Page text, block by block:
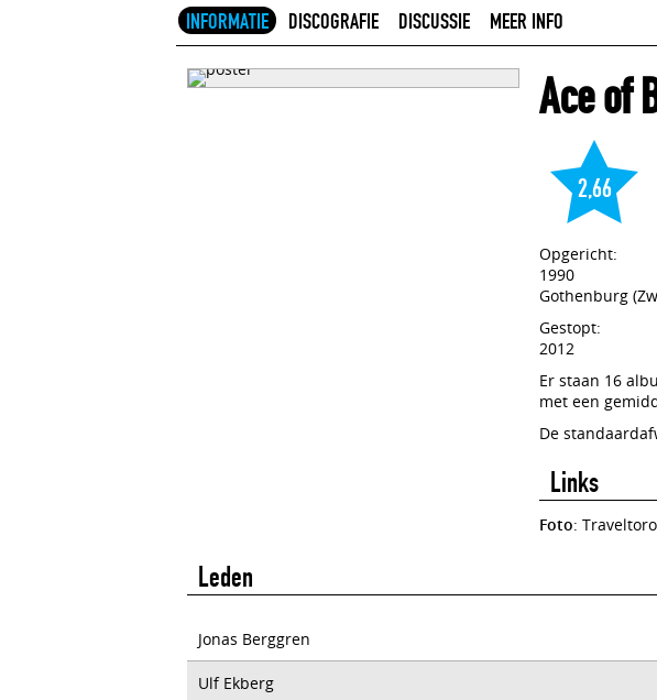
INFORMATIE DISCOGRAFIE DISCUSSIE MEER INFO
Ace of
2,66
Opgericht:
1990
Gothenburg
Gestopt:
2012
Er staan 16
met een
De
Links
Foto:
Leden
Jonas Berggren
Ulf Ekberg